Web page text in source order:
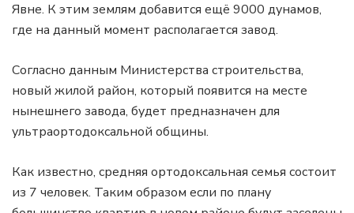
Явне. К этим землям добавится ещё 9000 дунамов,
где на данный момент располагается завод.
Согласно данным Министерства строительства,
новый жилой район, который появится на месте
нынешнего завода, будет предназначен для
ультраортодоксальной общины.
Как известно, средняя ортодоксальная семья состоит
из 7 человек. Таким образом если по плану